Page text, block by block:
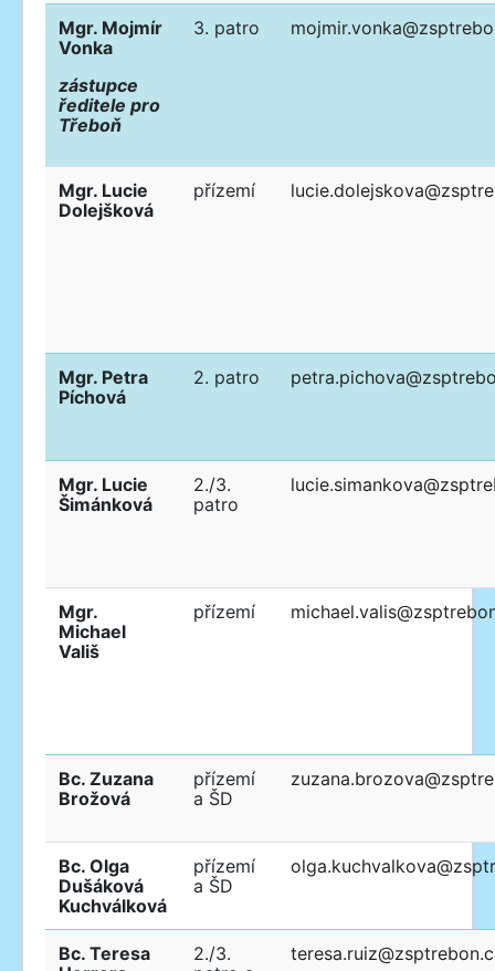
Mgr. Mojmír
Vonka
zástupce
ředitele pro
Třeboň
3. patro
Mgr. Lucie
Dolejšková
přízemí
Mgr. Petra
Píchová
2. patro
Mgr. Lucie
Šimánková
2./3.
patro
Mgr.
Michael
Vališ
přízemí
Bc. Zuzana
Brožová
přízemí
a ŠD
Bc. Olga
Dušáková
Kuchválková
přízemí
a ŠD
Bc. Teresa
2./3.